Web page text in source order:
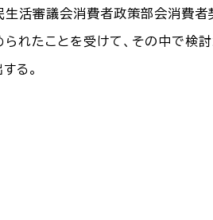
生活審議会消費者政策部会消費
れたことを受けて、その中で検
る。